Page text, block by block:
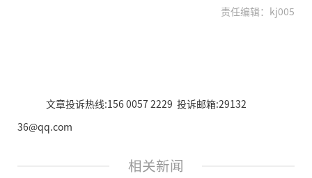
责任编辑：kj005
文章投诉热线:156 0057 2229 投诉邮箱:29132
36@qq.com
相关新闻